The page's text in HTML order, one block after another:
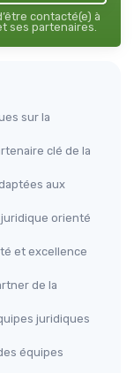
contacté(e) à
ses partenaires.
sur la
clé de la
aux
juridique orienté
et excellence
de la
juridiques
équipes